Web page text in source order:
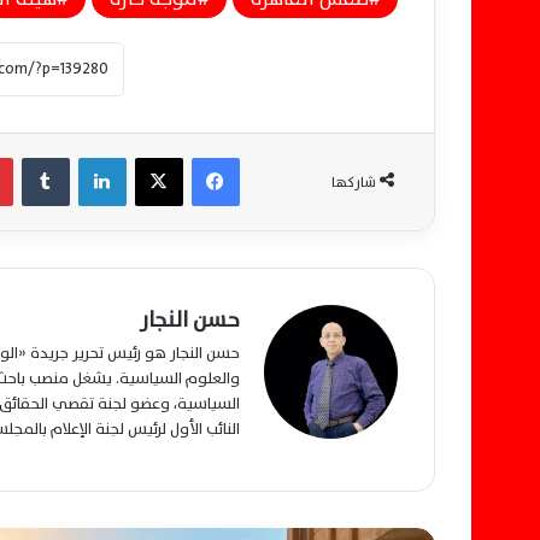
شاركها
فيسبوك ‫X لينكدإن
حسن النجار
حسن النجار هو رئيس تحرير جريدة
والعلوم السياسية. يشغل منصب
السياسية، وعضو لجنة تقصي
النائب الأول لرئيس لجنة الإعلام